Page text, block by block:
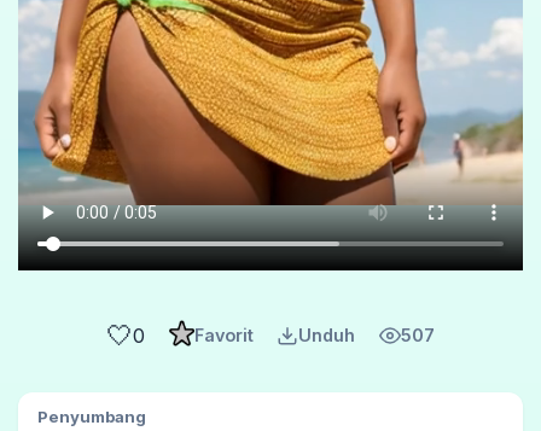
🤍0 Favorit Unduh 507
Penyumbang